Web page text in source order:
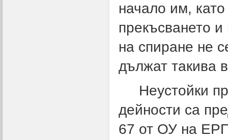
начало им,
прекъсването
на спиране не
дължат такива
Неустойки
дейности са
67 от ОУ на